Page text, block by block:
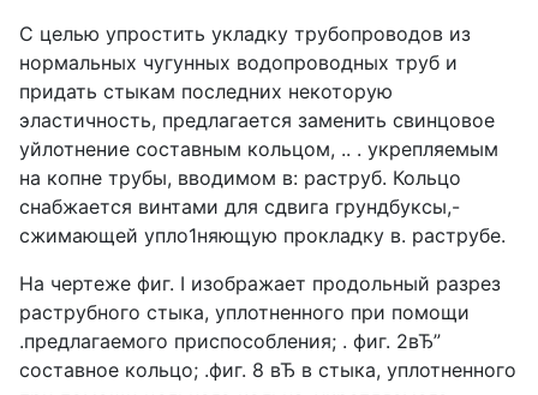
С целью упростить укладку трубопроводов из
нормальных чугунных водопроводных труб и
придать стыкам последних некоторую
эластичность, предлагается заменить свинцовое
уйлотнение составным кольцом, .. . укрепляемым
на копне трубы, вводимом в: раструб. Кольцо
снабжается винтами для сдвига грундбуксы,-
сжимающей упло1няющую прокладку в. раструбе.
На чертеже фиг. I изображает продольный разрез
раструбного стыка, уплотненного при помощи
.предлагаемого приспособления; . фиг. 2вЂ”
составное кольцо; .фиг. 8 вЂ в стыка, уплотненного